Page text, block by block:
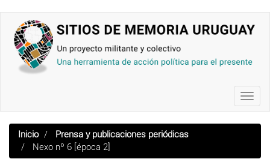
contenido
principal
Inicio
Prensa y publicaciones periódicas
Nexo nº 6 [época 2]